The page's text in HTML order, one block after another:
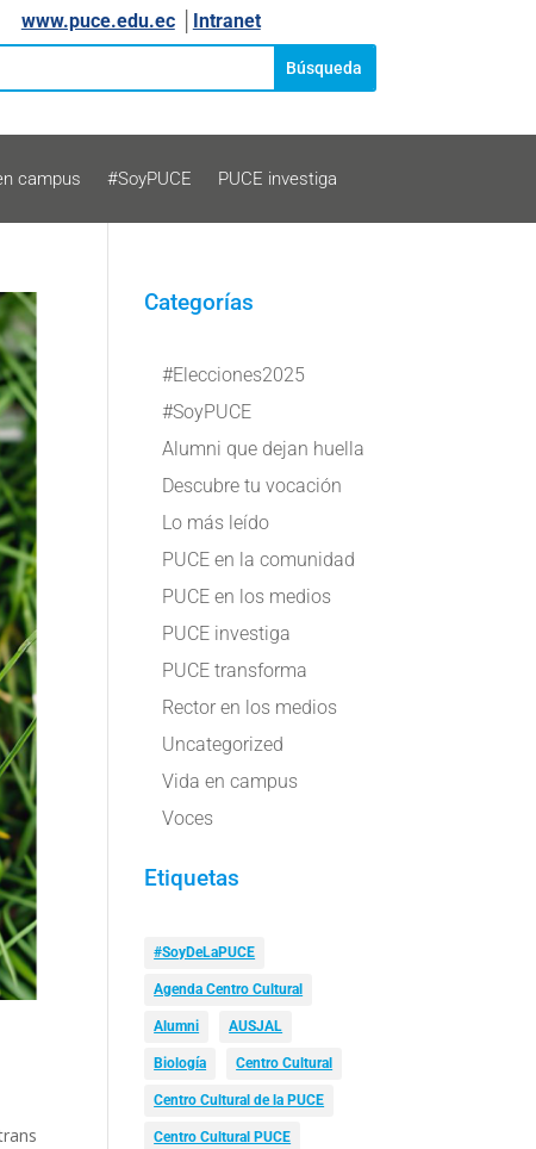
www.puce.edu.ec│ Intranet
campus #SoyPUCE PUCE investiga
Categorías
#Elecciones2025
#SoyPUCE
Alumni que dejan huella
Descubre tu vocación
Lo más leído
PUCE en la comunidad
PUCE en los medios
PUCE investiga
PUCE transforma
Rector en los medios
Uncategorized
Vida en campus
Voces
Etiquetas
#SoyDeLaPUCE
Agenda Centro Cultural
Alumni AUSJAL
Biología Centro Cultural
Centro Cultural de la PUCE
Centro Cultural PUCE